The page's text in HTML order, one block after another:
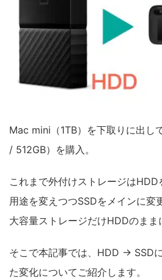
Mac mini（1TB）を下取りに出
/ 512GB）を購入。
これまで外付けストレージはHDD
用途を変えつつSSDをメインに変
大容量ストレージだけHDDのまま
そこで本記事では、HDD → SSD
た変化についてご紹介します。